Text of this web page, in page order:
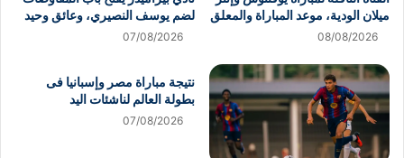
ميلان الودية، موعد المباراة والمعلق
08/08/2026
لضم يوسف النصيري، وعائق وحيد
07/08/2026
نتيجة مباراة مصر وإسبانيا فى
بطولة العالم لناشئات اليد
07/08/2026